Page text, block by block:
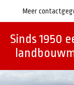
Meer
Sinds 1950